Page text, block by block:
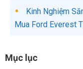
Kinh Nghiệm
Mua Ford Everest
Mục lục